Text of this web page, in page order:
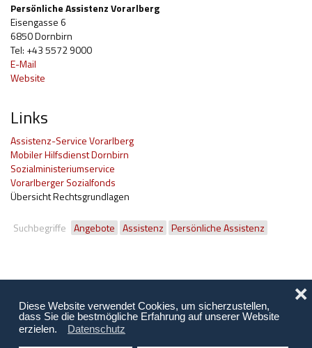
Diese Website verwendet Cookies, um sicherzustellen,
dass Sie die bestmögliche Erfahrung auf unserer Website
erzielen.
Datenschutz
❌
Persönliche Assistenz Vorarlberg
Eisengasse 6
6850 Dornbirn
Tel: +43 5572 9000
E-Mail
Website
Links
Assistenz-Service Vorarlberg
Mobiler Hilfsdienst Dornbirn
Sozialministeriumservice
Vorarlberger Sozialfonds
Übersicht Rechtsgrundlagen
Suchbegriffe Angebote Assistenz Persönliche Assistenz